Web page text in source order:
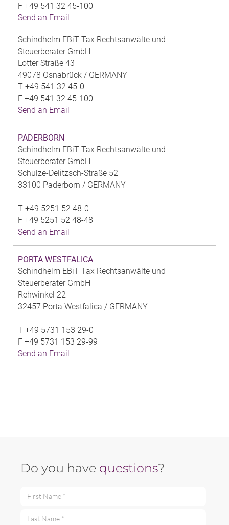
F +49 541 32 45-100
Send an Email
Schindhelm EBiT Tax Rechtsanwälte und
Steuerberater GmbH
Lotter Straße 43
49078 Osnabrück / GERMANY
T +49 541 32 45-0
F +49 541 32 45-100
Send an Email
PADERBORN
Schindhelm EBiT Tax Rechtsanwälte und
Steuerberater GmbH
Schulze-Delitzsch-Straße 52
33100 Paderborn / GERMANY
T +49 5251 52 48-0
F +49 5251 52 48-48
Send an Email
PORTA WESTFALICA
Schindhelm EBiT Tax Rechtsanwälte und
Steuerberater GmbH
Rehwinkel 22
32457 Porta Westfalica / GERMANY
T +49 5731 153 29-0
F +49 5731 153 29-99
Send an Email
Do you have questions?